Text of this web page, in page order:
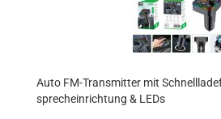
Auto FM-​Trans­mit­ter mit
sprech­ein­rich­tung & LEDs